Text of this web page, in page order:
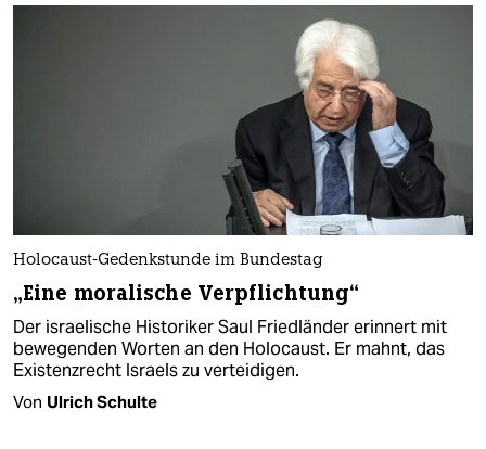
Holocaust-Gedenkstunde im Bundestag
„Eine moralische Verpflichtung“
Der israelische Historiker Saul Friedländer erinnert mit
bewegenden Worten an den Holocaust. Er mahnt, das
Existenzrecht Israels zu verteidigen.
Von Ulrich Schulte